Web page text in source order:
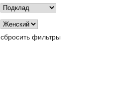
сбросить фильтры